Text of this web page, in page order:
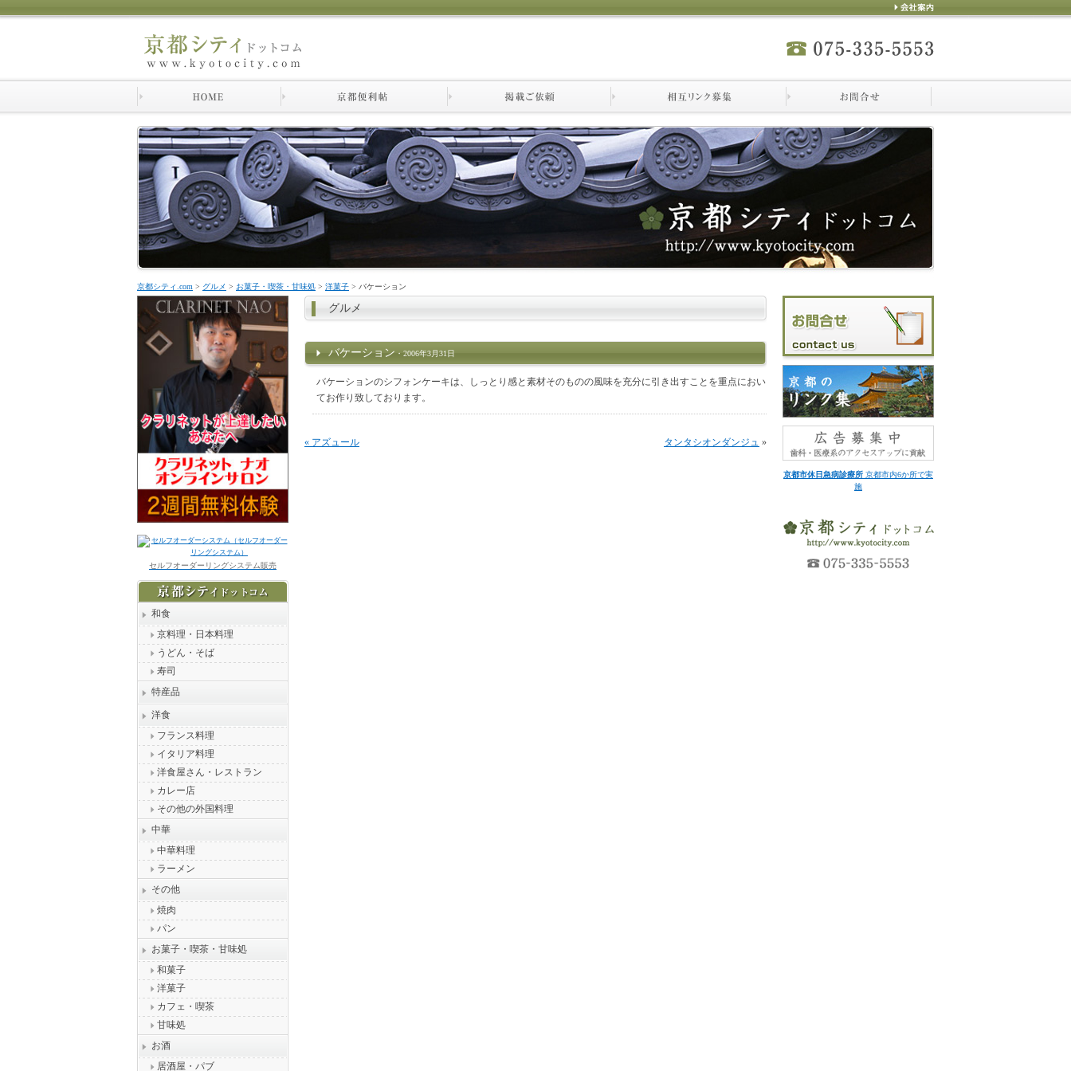
京都シティ.com > グルメ > お菓子・喫茶・甘味処 > 洋菓子 > バケーション
グルメ
バケーション ・2006年3月31日
バケーションのシフォンケーキは、しっとり感と素材そのものの風味を充分に引き出すことを重点におい
てお作り致しております。
« アズュール タンタシオンダンジュ »
セルフオーダーリングシステム販売
和食
京料理・日本料理
うどん・そば
寿司
特産品
洋食
フランス料理
イタリア料理
洋食屋さん・レストラン
カレー店
その他の外国料理
中華
中華料理
ラーメン
その他
焼肉
パン
お菓子・喫茶・甘味処
和菓子
洋菓子
カフェ・喫茶
甘味処
お酒
居酒屋・パブ
京都市休日急病診療所 京都市内6か所で実
施